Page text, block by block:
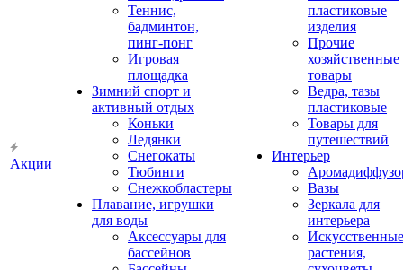
Акции
Теннис,
бадминтон,
пинг-понг
Игровая
площадка
Зимний спорт и
активный отдых
Коньки
Ледянки
Снегокаты
Тюбинги
Снежкобластеры
Плавание, игрушки
для воды
Аксессуары для
бассейнов
пластиковые
изделия
Прочие
хозяйственные
товары
Ведра, тазы
пластиковые
Товары для
путешествий
Интерьер
Вазы
Зеркала для
интерьера
Искусственные
растения,